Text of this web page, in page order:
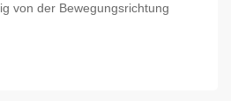
von der Bewegungsrichtung